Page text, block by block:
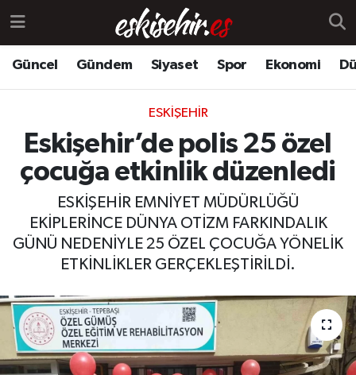
Güncel Gündem Siyaset Spor Ekonomi
ESKIŞEHIR
Eskişehir’de polis 25 özel
çocuğa etkinlik düzenledi
ESKİŞEHİR EMNİYET MÜDÜRLÜĞÜ
EKİPLERİNCE DÜNYA OTİZM FARKINDALIK
GÜNÜ NEDENİYLE 25 ÖZEL ÇOCUĞA YÖNELİK
ETKİNLİKLER GERÇEKLEŞTİRİLDİ.